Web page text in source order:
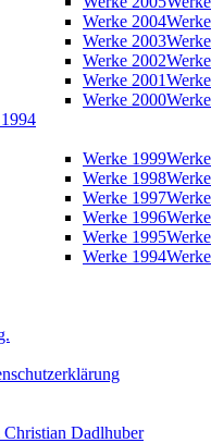
Werke 2004
Werke 2003
Werke 2002
Werke 2001
Werke 2000
Werke 1999
Werke 1998
Werke 1997
Werke 1996
Werke 1995
Werke 1994
Christian Dadlhuber